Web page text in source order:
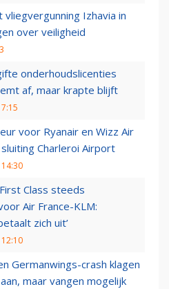
vliegvergunning Izhavia in
over veiligheid
onderhoudslicenties
af, maar krapte blijft
voor Ryanair en Wizz Air
Charleroi Airport
Class steeds
Air France-KLM:
zich uit’
Germanwings-crash klagen
maar vangen mogelijk